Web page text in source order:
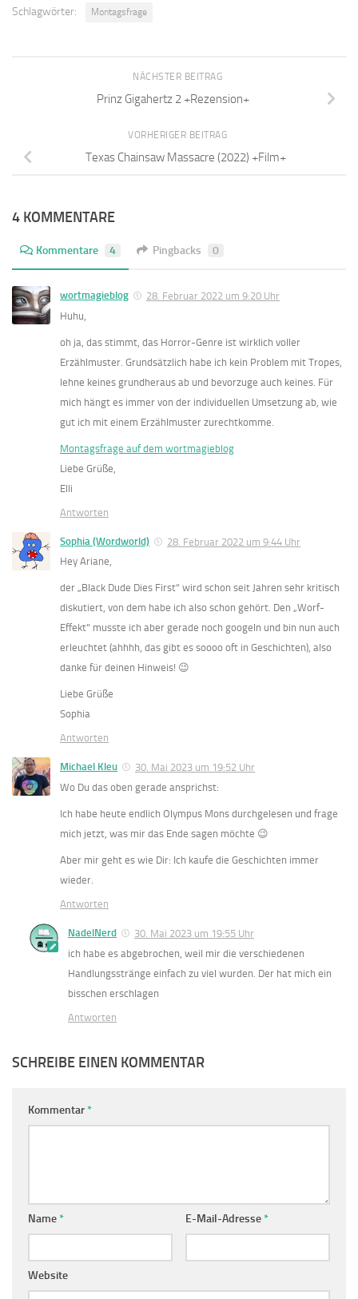
Schlagwörter: Montagsfrage
NÄCHSTER BEITRAG
Prinz Gigahertz 2 +Rezension+
VORHERIGER BEITRAG
Texas Chainsaw Massacre (2022) +Film+
4 KOMMENTARE
Kommentare 4 Pingbacks 0
wortmagieblog
28. Februar 2022 um 9:20 Uhr
Huhu,
oh ja, das stimmt, das Horror-Genre ist wirklich voller
Erzählmuster. Grundsätzlich habe ich kein Problem mit Tropes,
lehne keines grundheraus ab und bevorzuge auch keines. Für
mich hängt es immer von der individuellen Umsetzung ab, wie
gut ich mit einem Erzählmuster zurechtkomme.
Montagsfrage auf dem wortmagieblog
Liebe Grüße,
Elli
Antworten
Sophia (Wordworld)
28. Februar 2022 um 9:44 Uhr
Hey Ariane,
der „Black Dude Dies First“ wird schon seit Jahren sehr kritisch
diskutiert, von dem habe ich also schon gehört. Den „Worf-
Effekt“ musste ich aber gerade noch googeln und bin nun auch
erleuchtet (ahhhh, das gibt es soooo oft in Geschichten), also
danke für deinen Hinweis! 😉
Liebe Grüße
Sophia
Antworten
Michael Kleu
30. Mai 2023 um 19:52 Uhr
Wo Du das oben gerade ansprichst:
Ich habe heute endlich Olympus Mons durchgelesen und frage
mich jetzt, was mir das Ende sagen möchte 😉
Aber mir geht es wie Dir: Ich kaufe die Geschichten immer
wieder.
Antworten
NadelNerd
30. Mai 2023 um 19:55 Uhr
ich habe es abgebrochen, weil mir die verschiedenen
Handlungsstränge einfach zu viel wurden. Der hat mich ein
bisschen erschlagen
Antworten
SCHREIBE EINEN KOMMENTAR
Kommentar*
Name* E-Mail-Adresse*
Website